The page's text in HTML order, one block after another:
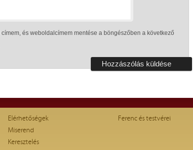
címem, és weboldalcímem mentése a böngészőben a következő
Elérhetőségek
Miserend
Keresztelés
Ferenc és testvérei